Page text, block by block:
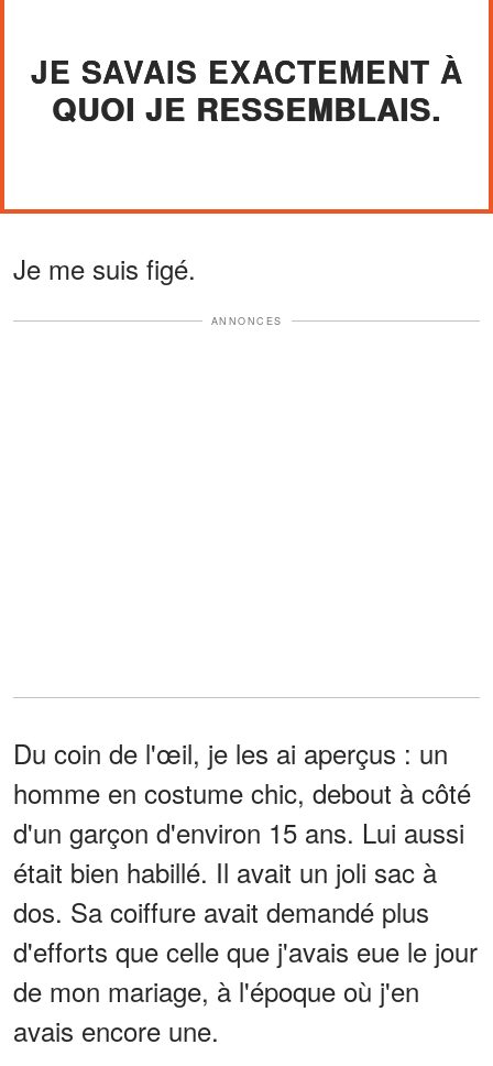
JE SAVAIS EXACTEMENT À
QUOI JE RESSEMBLAIS.
Je me suis figé.
ANNONCES
Du coin de l'œil, je les ai aperçus : un
homme en costume chic, debout à côté
d'un garçon d'environ 15 ans. Lui aussi
était bien habillé. Il avait un joli sac à
dos. Sa coiffure avait demandé plus
d'efforts que celle que j'avais eue le jour
de mon mariage, à l'époque où j'en
avais encore une.